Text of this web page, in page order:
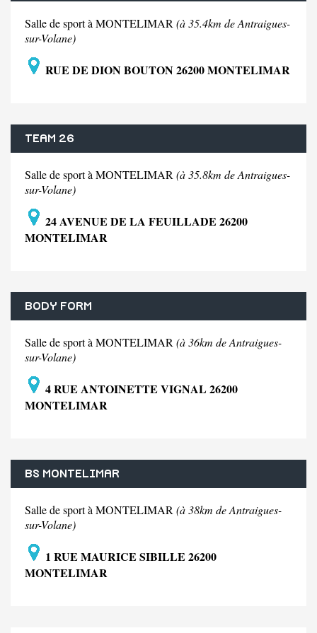
Salle de sport à MONTELIMAR (à 35.4km de Antraigues-
sur-Volane)
RUE DE DION BOUTON 26200 MONTELIMAR
TEAM 26
Salle de sport à MONTELIMAR (à 35.8km de Antraigues-
sur-Volane)
24 AVENUE DE LA FEUILLADE 26200
MONTELIMAR
BODY FORM
Salle de sport à MONTELIMAR (à 36km de Antraigues-
sur-Volane)
4 RUE ANTOINETTE VIGNAL 26200
MONTELIMAR
BS MONTELIMAR
Salle de sport à MONTELIMAR (à 38km de Antraigues-
sur-Volane)
1 RUE MAURICE SIBILLE 26200
MONTELIMAR